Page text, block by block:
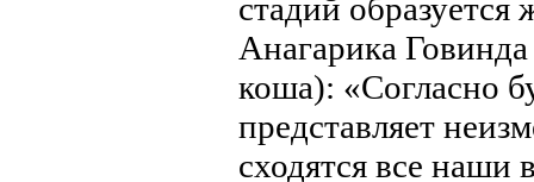
стадий
Анагарика
коша): «Согласно
представляет
сходятся все наши